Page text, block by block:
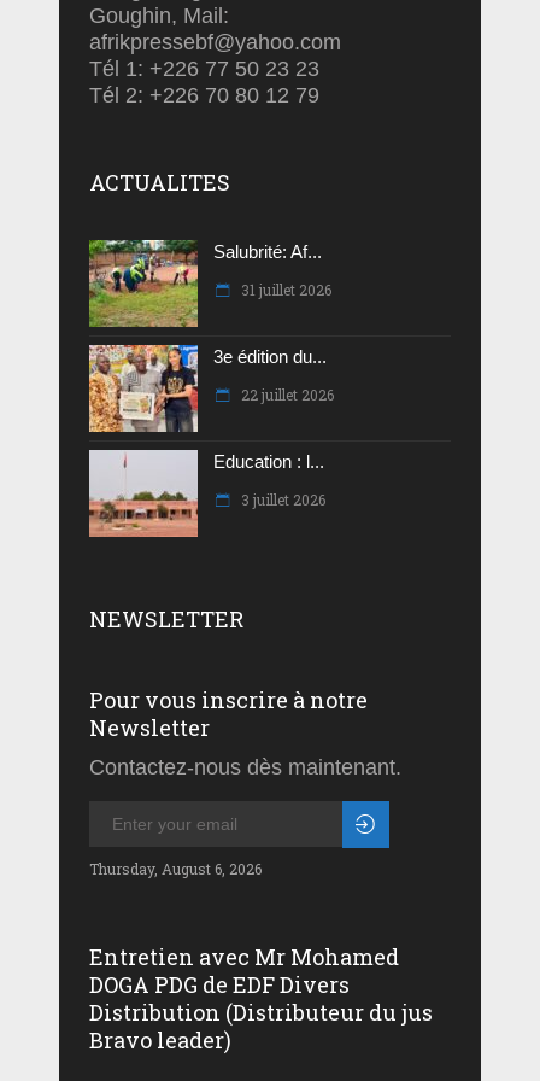
Goughin, Mail:
afrikpressebf@yahoo.com
Tél 1: +226 77 50 23 23
Tél 2: +226 70 80 12 79
ACTUALITES
Salubrité: Af...
31 juillet 2026
3e édition du...
22 juillet 2026
Education : l...
3 juillet 2026
NEWSLETTER
Pour vous inscrire à notre
Newsletter
Contactez-nous dès maintenant.
Thursday, August 6, 2026
Entretien avec Mr Mohamed
DOGA PDG de EDF Divers
Distribution (Distributeur du jus
Bravo leader)